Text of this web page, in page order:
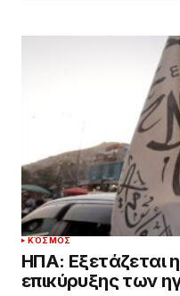
ΚΌΣΜΟΣ
ΗΠΑ: Εξετάζεται
επικύρυξης των